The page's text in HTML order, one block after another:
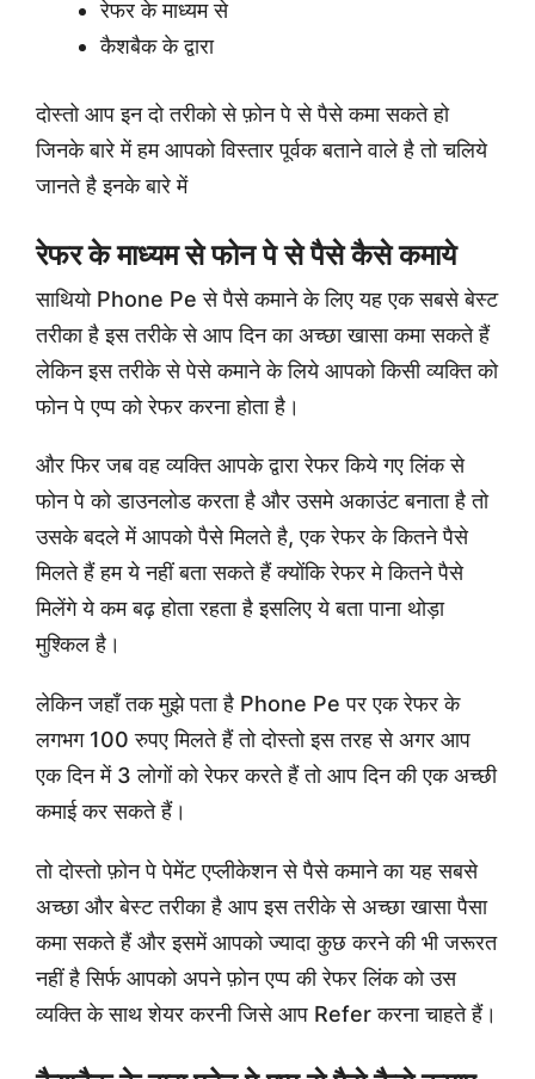
रेफर के माध्यम से
कैशबैक के द्वारा
दोस्तो आप इन दो तरीको से फ़ोन पे से पैसे कमा सकते हो
जिनके बारे में हम आपको विस्तार पूर्वक बताने वाले है तो चलिये
जानते है इनके बारे में
रेफर के माध्यम से फोन पे से पैसे कैसे कमाये
साथियो Phone Pe से पैसे कमाने के लिए यह एक सबसे बेस्ट
तरीका है इस तरीके से आप दिन का अच्छा खासा कमा सकते हैं
लेकिन इस तरीके से पेसे कमाने के लिये आपको किसी व्यक्ति को
फोन पे एप्प को रेफर करना होता है।
और फिर जब वह व्यक्ति आपके द्वारा रेफर किये गए लिंक से
फोन पे को डाउनलोड करता है और उसमे अकाउंट बनाता है तो
उसके बदले में आपको पैसे मिलते है, एक रेफर के कितने पैसे
मिलते हैं हम ये नहीं बता सकते हैं क्योंकि रेफर मे कितने पैसे
मिलेंगे ये कम बढ़ होता रहता है इसलिए ये बता पाना थोड़ा
मुश्किल है।
लेकिन जहाँ तक मुझे पता है Phone Pe पर एक रेफर के
लगभग 100 रुपए मिलते हैं तो दोस्तो इस तरह से अगर आप
एक दिन में 3 लोगों को रेफर करते हैं तो आप दिन की एक अच्छी
कमाई कर सकते हैं।
तो दोस्तो फ़ोन पे पेमेंट एप्लीकेशन से पैसे कमाने का यह सबसे
अच्छा और बेस्ट तरीका है आप इस तरीके से अच्छा खासा पैसा
कमा सकते हैं और इसमें आपको ज्यादा कुछ करने की भी जरूरत
नहीं है सिर्फ आपको अपने फ़ोन एप्प की रेफर लिंक को उस
व्यक्ति के साथ शेयर करनी जिसे आप Refer करना चाहते हैं।